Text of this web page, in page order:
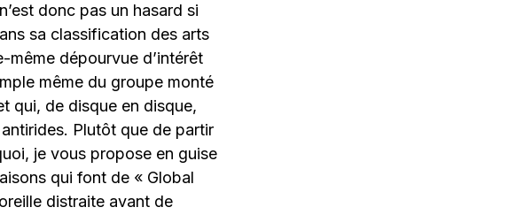
donc pas un hasard si
sa classification des arts
même dépourvue d’intérêt
même du groupe monté
qui, de disque en disque,
Plutôt que de partir
je vous propose en guise
qui font de « Global
distraite avant de